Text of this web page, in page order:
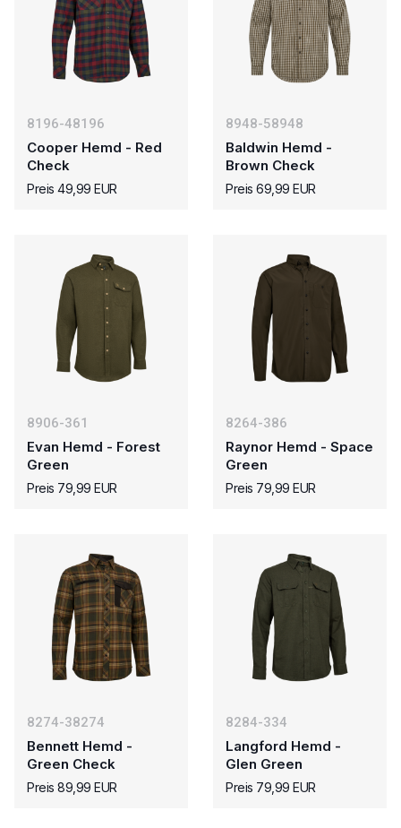
8196-48196
Cooper Hemd - Red
Check
Preis 49,99 EUR
8948-58948
Baldwin Hemd -
Brown Check
Preis 69,99 EUR
8906-361
Evan Hemd - Forest
Green
Preis 79,99 EUR
8264-386
Raynor Hemd - Space
Green
Preis 79,99 EUR
8274-38274
Bennett Hemd -
Green Check
Preis 89,99 EUR
8284-334
Langford Hemd -
Glen Green
Preis 79,99 EUR